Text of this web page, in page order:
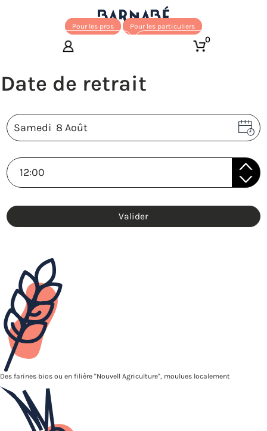
Pour les pros Pour les particuliers
0
Valider
Des farines bios ou en filière "Nouvell Agriculture", moulues localement